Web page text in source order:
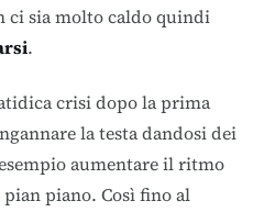
ci sia molto caldo quindi
.
crisidopo la prima
la testa dandosi dei
aumentare il ritmo
piano. Così fino al